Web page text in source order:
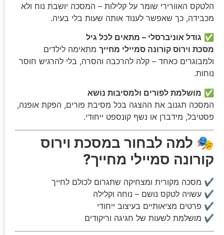
הלטקס האוורירי שומר על קלילות – המסכה יושבת נוח ולא
מכבידה, כך שאפשר לענוד אותה שעות בלי בעיה.
✅ גודל אוניברסלי – מתאים לכל גיל
מסכת וירוס קורונה סמיילי מחייך מתאימה לילדים
ולמבוגרים כאחד – קלה להרכבה והסרה, בלי להרגיש חוסר
נוחות.
✅ מושלמת לפורים ולמסיבות נושא
המסכה תגנוב את ההצגה בכל מסיבת פורים, הפקת אופנה,
פסטיבל, מידברן או נשף קונספט ייחודי.
🎭 למה לבחור במסכת וירוס
קורונה סמיילי מחייך?
✔ מסכה מקורית ומצחיקה שתגרום לכולם לחייך
✔ עשויה לטקס נושם – נוחה וקלילה
✔ פרטים מציאותיים בעיצוב ייחודי
✔ מושלמת לשעות של חגיגה וריקודים